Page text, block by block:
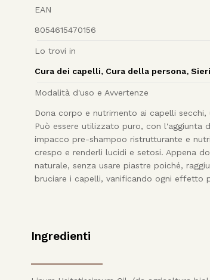
EAN
8054615470156
Lo trovi in
Cura dei capelli, Cura della persona,
Modalità d'uso e Avvertenze
Dona corpo e nutrimento ai capelli
Può essere utilizzato puro, con l'aggiunta
impacco pre-shampoo ristrutturante e
crespo e renderli lucidi e setosi. Appena
naturale, senza usare piastre poiché,
bruciare i capelli, vanificando ogni effetto
Ingredienti